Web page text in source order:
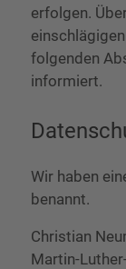
erfolgen.
folgenden
informiert.
Wir haben
benannt.
Christian
Martin-